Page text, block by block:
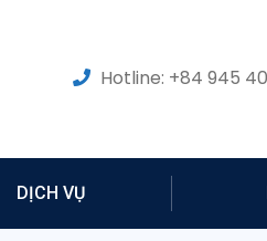
Hotline: +84 945
DỊCH VỤ